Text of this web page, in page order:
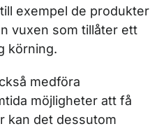
exempel de produkter
vuxen som tillåter ett
körning.
medföra
möjligheter att få
kan det dessutom